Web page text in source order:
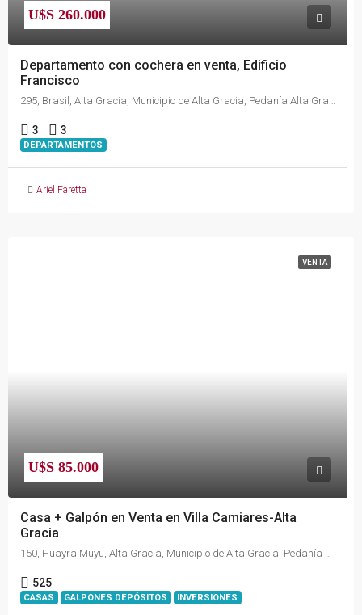
U$S 260.000
Departamento con cochera en venta, Edificio
Francisco
295, Brasil, Alta Gracia, Municipio de Alta Gracia, Pedanía Alta Gracia, Departamento Santa María, Córdoba, X5186, Argentina
3 3
DEPARTAMENTOS
Ariel Faretta
VENTA
U$S 85.000
Casa + Galpón en Venta en Villa Camiares-Alta
Gracia
525
CASAS GALPONES DEPÓSITOS INVERSIONES